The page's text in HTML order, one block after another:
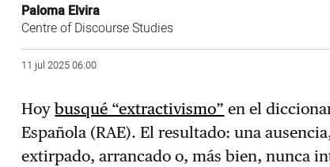
Paloma Elvira
Centre of Discourse Studies
11 jul 2025 06:00
Hoybusqué “extractivismo” en el
Española (RAE). El resultado: una
extirpado, arrancado o, más bien, nunca